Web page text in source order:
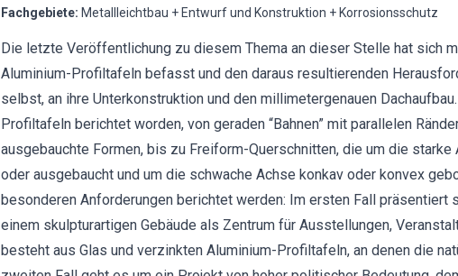
Fachgebiete: Metallleichtbau + Entwurf und Konstruktion + Korrosionsschutz
Die letzte Veröffentlichung zu diesem Thema an dieser Stelle hat sich
Aluminium-Profiltafeln befasst und den daraus resultierenden
selbst, an ihre Unterkonstruktion und den millimetergenauen
Profiltafeln berichtet worden, von geraden “Bahnen” mit parallelen
ausgebauchte Formen, bis zu Freiform-Querschnitten, die um die
oder ausgebaucht und um die schwache Achse konkav oder konvex
besonderen Anforderungen berichtet werden: Im ersten Fall
einem skulpturartigen Gebäude als Zentrum für Ausstellungen,
besteht aus Glas und verzinkten Aluminium-Profiltafeln, an denen die